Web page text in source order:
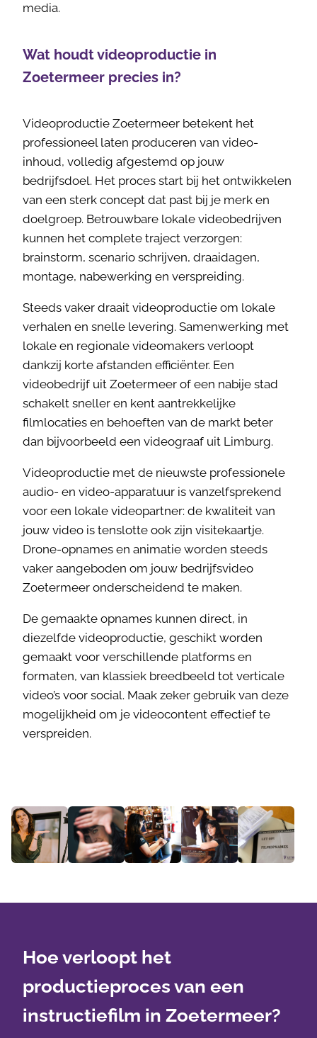
media.
Wat houdt videoproductie in
Zoetermeer precies in?
Videoproductie Zoetermeer betekent het
professioneel laten produceren van video-
inhoud, volledig afgestemd op jouw
bedrijfsdoel. Het proces start bij het ontwikkelen
van een sterk concept dat past bij je merk en
doelgroep. Betrouwbare lokale videobedrijven
kunnen het complete traject verzorgen:
brainstorm, scenario schrijven, draaidagen,
montage, nabewerking en verspreiding.
Steeds vaker draait videoproductie om lokale
verhalen en snelle levering. Samenwerking met
lokale en regionale videomakers verloopt
dankzij korte afstanden efficiënter. Een
videobedrijf uit Zoetermeer of een nabije stad
schakelt sneller en kent aantrekkelijke
filmlocaties en behoeften van de markt beter
dan bijvoorbeeld een videograaf uit Limburg.
Videoproductie met de nieuwste professionele
audio- en video-apparatuur is vanzelfsprekend
voor een lokale videopartner: de kwaliteit van
jouw video is tenslotte ook zijn visitekaartje.
Drone-opnames en animatie worden steeds
vaker aangeboden om jouw bedrijfsvideo
Zoetermeer onderscheidend te maken.
De gemaakte opnames kunnen direct, in
diezelfde videoproductie, geschikt worden
gemaakt voor verschillende platforms en
formaten, van klassiek breedbeeld tot verticale
video’s voor social. Maak zeker gebruik van deze
mogelijkheid om je videocontent effectief te
verspreiden.
Hoe verloopt het
productieproces van een
instructiefilm in Zoetermeer?